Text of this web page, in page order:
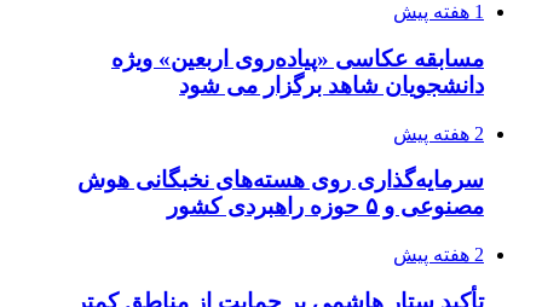
1 هفته پیش
مسابقه عکاسی «پیاده‌روی اربعین» ویژه
دانشجویان شاهد برگزار می شود
2 هفته پیش
سرمایه‌گذاری روی هسته‌های نخبگانی هوش
مصنوعی و ۵ حوزه راهبردی کشور
2 هفته پیش
تأکید ستار هاشمی بر حمایت از مناطق کمتر